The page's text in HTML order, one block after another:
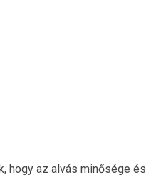
hogy az alvás minősége és